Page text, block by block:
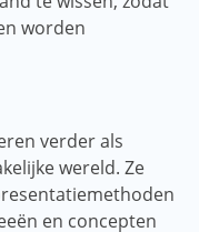
worden
verder als
wereld. Ze
en concepten